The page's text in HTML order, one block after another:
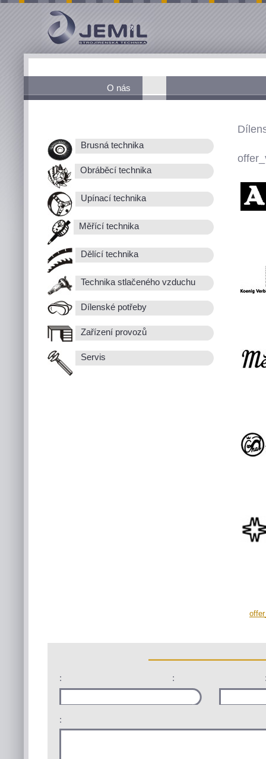
O nás
Brusná technika
Obráběcí technika
Upínací technika
Měřící technika
Dělící technika
Technika stlačeného vzduchu
Dílenské potřeby
Zařízení provozů
Servis
: :
: